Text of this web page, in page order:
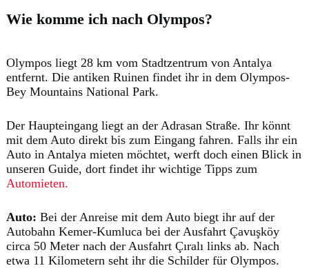
Wie komme ich nach Olympos?
Olympos liegt 28 km vom Stadtzentrum von Antalya
entfernt. Die antiken Ruinen findet ihr in dem Olympos-
Bey Mountains National Park.
Der Haupteingang liegt an der Adrasan Straße. Ihr könnt
mit dem Auto direkt bis zum Eingang fahren. Falls ihr ein
Auto in Antalya mieten möchtet, werft doch einen Blick in
unseren Guide, dort findet ihr wichtige Tipps zum
Automieten.
Auto: Bei der Anreise mit dem Auto biegt ihr auf der
Autobahn Kemer-Kumluca bei der Ausfahrt Çavuşköy
circa 50 Meter nach der Ausfahrt Çıralı links ab. Nach
etwa 11 Kilometern seht ihr die Schilder für Olympos.